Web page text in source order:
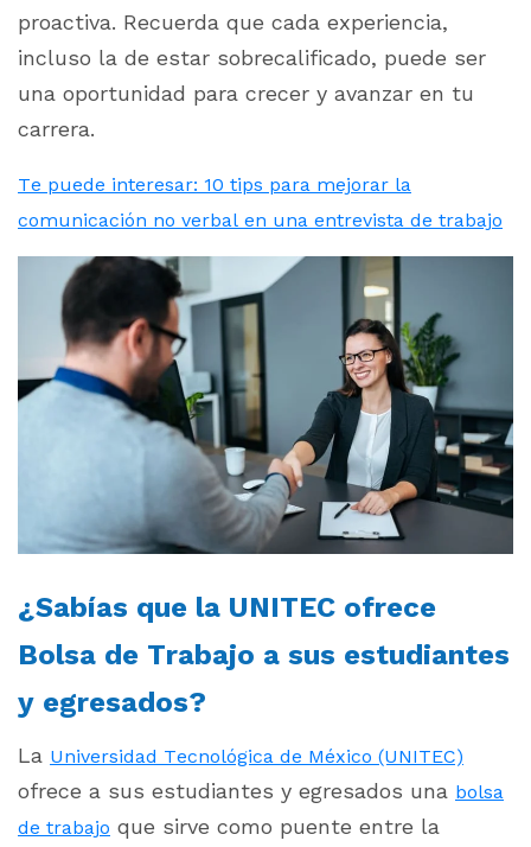
proactiva. Recuerda que cada experiencia,
incluso la de estar sobrecalificado, puede ser
una oportunidad para crecer y avanzar en tu
carrera.
Te puede interesar: 10 tips para mejorar la
comunicación no verbal en una entrevista de trabajo
¿Sabías que la UNITEC ofrece
Bolsa de Trabajo a sus estudiantes
y egresados?
La Universidad Tecnológica de México (UNITEC)
ofrece a sus estudiantes y egresados una bolsa
de trabajo que sirve como puente entre la